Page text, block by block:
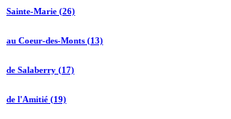
Sainte-Marie (26)
au Coeur-des-Monts (13)
de Salaberry (17)
de l'Amitié (19)